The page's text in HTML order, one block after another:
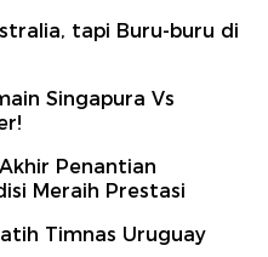
tapi Buru-buru di
Singapura Vs
Penantian
Meraih Prestasi
Timnas Uruguay